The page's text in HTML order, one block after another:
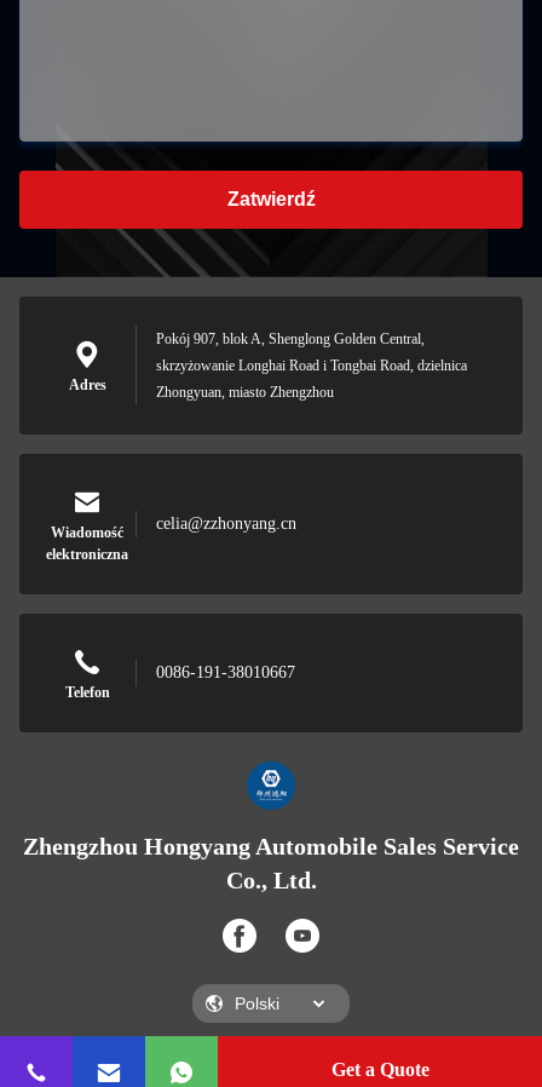
Zatwierdź
Adres
Pokój 907, blok A, Shenglong Golden Central,
skrzyżowanie Longhai Road i Tongbai Road, dzielnica
Zhongyuan, miasto Zhengzhou
Wiadomość
elektroniczna
celia@zzhonyang.cn
Telefon
0086-191-38010667
Zhengzhou Hongyang Automobile Sales Service
Co., Ltd.
Zhengzhou Hongyang Automobile Sales Service Co., Ltd.
Get a Quote